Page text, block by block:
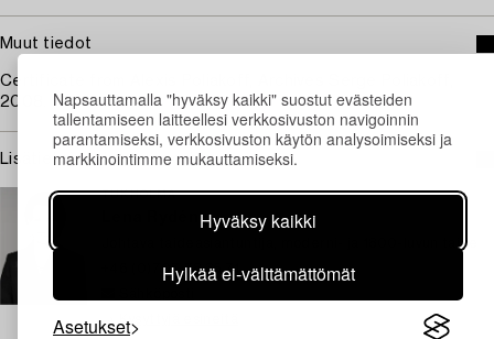
Napsauttamalla "hyväksy kaikki" suostut evästeiden
tallentamiseen laitteellesi verkkosivuston navigoinnin
parantamiseksi, verkkosivuston käytön analysoimiseksi ja
markkinointimme mukauttamiseksi.
Hyväksy kaikki
Hylkää ei-välttämättömät
Asetukset
Muut tiedot
Certificate from Alexis Poliakoff, Archives Serge Poliakoff,
2008.
Lisätietoja ja kuntoraportit
TUKHOLMA
Johtava taideasiantuntija, moderni- ja 1800-luvun taide
+46 (0)707 78 35 71
→ Kysyttyjä esineitä